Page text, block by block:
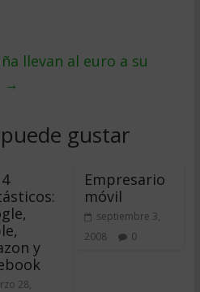
llevan al euro a su
→
gustar
y
28,
Empresario
móvil
septiembre 3,
2008
0